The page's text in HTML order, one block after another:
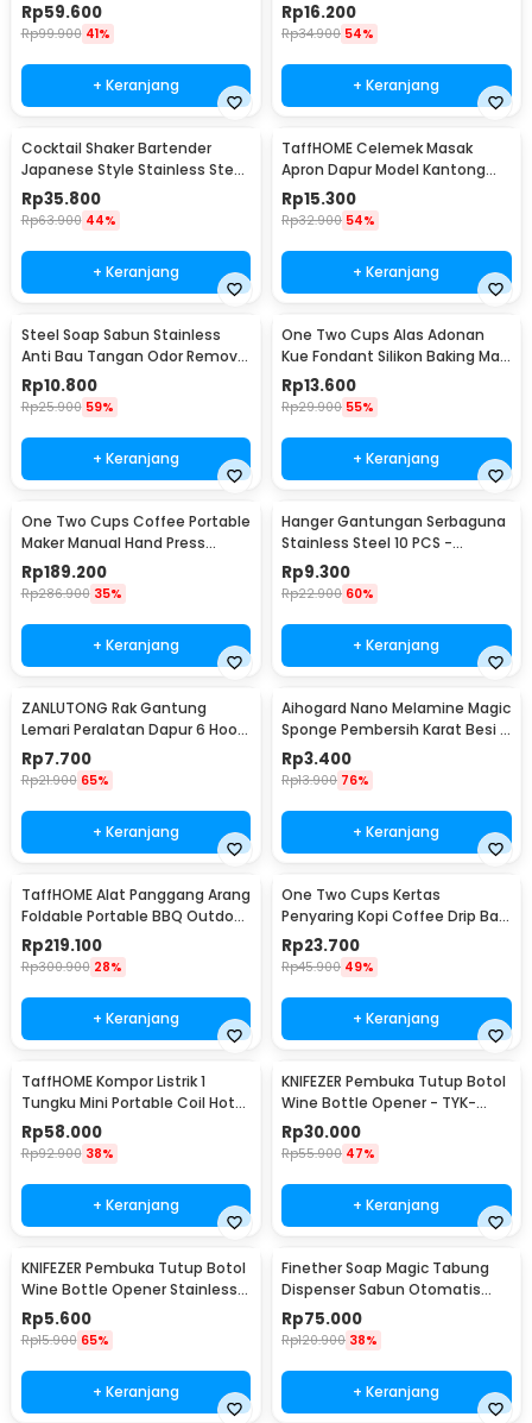
Rp59.600
Rp99.900 41%
+ Keranjang
Rp16.200
Rp34.900 54%
+ Keranjang
Cocktail Shaker Bartender
Japanese Style Stainless Steel
200ml
Rp35.800
Rp63.900 44%
+ Keranjang
TaffHOME Celemek Masak
Apron Dapur Model Kantong
Pola Spatula - JJ41
Rp15.300
Rp32.900 54%
+ Keranjang
Steel Soap Sabun Stainless
Anti Bau Tangan Odor Remove
- HW071
Rp10.800
Rp25.900 59%
+ Keranjang
One Two Cups Alas Adonan
Kue Fondant Silikon Baking Mat
Anti Slip - JJ3873
Rp13.600
Rp29.900 55%
+ Keranjang
One Two Cups Coffee Portable
Maker Manual Hand Press
Espresso 300ml - T35066
Rp189.200
Rp286.900 35%
+ Keranjang
Hanger Gantungan Serbaguna
Stainless Steel 10 PCS -
M127105
Rp9.300
Rp22.900 60%
+ Keranjang
ZANLUTONG Rak Gantung
Lemari Peralatan Dapur 6 Hook
Besi - 2137
Rp7.700
Rp21.900 65%
+ Keranjang
Aihogard Nano Melamine Magic
Sponge Pembersih Karat Besi -
CW62
Rp3.400
Rp13.900 76%
+ Keranjang
TaffHOME Alat Panggang Arang
Foldable Portable BBQ Outdoor
Grill Stove - HWSK77
Rp219.100
Rp300.900 28%
+ Keranjang
One Two Cups Kertas
Penyaring Kopi Coffee Drip Bag
Paper Filter 50PCS - T111
Rp23.700
Rp45.900 49%
+ Keranjang
TaffHOME Kompor Listrik 1
Tungku Mini Portable Coil Hot
Plate 500W - C1-1000-03
Rp58.000
Rp92.900 38%
+ Keranjang
KNIFEZER Pembuka Tutup Botol
Wine Bottle Opener - TYK-
074B
Rp30.000
Rp55.900 47%
+ Keranjang
KNIFEZER Pembuka Tutup Botol
Wine Bottle Opener Stainless
Steel - WS01
Rp5.600
Rp15.900 65%
+ Keranjang
Finether Soap Magic Tabung
Dispenser Sabun Otomatis
400ml - AD-03
Rp75.000
Rp120.900 38%
+ Keranjang